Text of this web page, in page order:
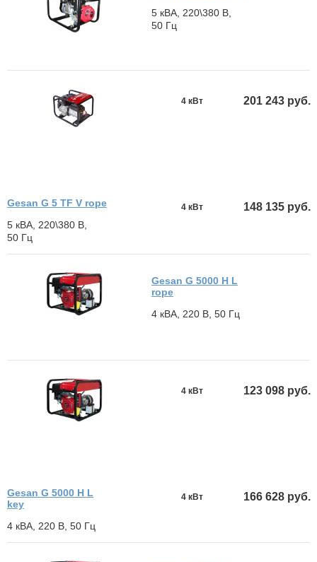
5 кВА, 220\380 В,
50 Гц
201 243 руб.
4 кВт
Gesan G 5 TF V rope
5 кВА, 220\380 В,
50 Гц
148 135 руб.
4 кВт
Gesan G 5000 H L
rope
4 кВА, 220 В, 50 Гц
123 098 руб.
4 кВт
Gesan G 5000 H L
key
4 кВА, 220 В, 50 Гц
166 628 руб.
4 кВт